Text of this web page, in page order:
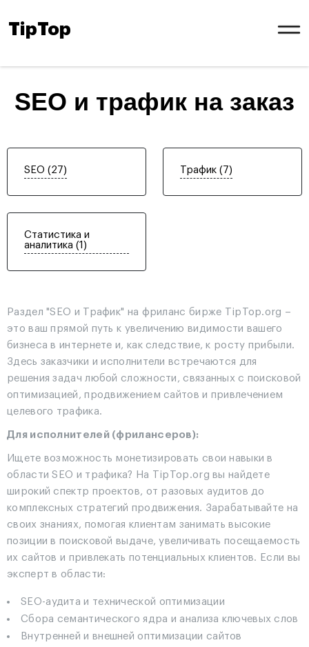
TipTop
SEO и трафик на заказ
SEO (27) Трафик (7)
Статистика и
аналитика (1)
Раздел "SEO и Трафик" на фриланс бирже TipTop.org –
это ваш прямой путь к увеличению видимости вашего
бизнеса в интернете и, как следствие, к росту прибыли.
Здесь заказчики и исполнители встречаются для
решения задач любой сложности, связанных с поисковой
оптимизацией, продвижением сайтов и привлечением
целевого трафика.
Для исполнителей (фрилансеров):
Ищете возможность монетизировать свои навыки в
области SEO и трафика? На TipTop.org вы найдете
широкий спектр проектов, от разовых аудитов до
комплексных стратегий продвижения. Зарабатывайте на
своих знаниях, помогая клиентам занимать высокие
позиции в поисковой выдаче, увеличивать посещаемость
их сайтов и привлекать потенциальных клиентов. Если вы
эксперт в области:
SEO-аудита и технической оптимизации
Сбора семантического ядра и анализа ключевых слов
Внутренней и внешней оптимизации сайтов